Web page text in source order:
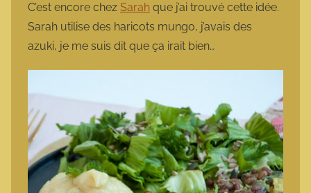
C’est encore chez Sarah que j’ai trouvé cette idée.
Sarah utilise des haricots mungo, j’avais des
azuki, je me suis dit que ça irait bien…